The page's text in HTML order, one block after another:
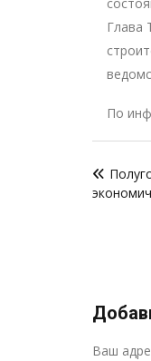
Глава
По
по
Ваш